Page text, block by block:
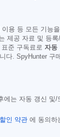
용 등 모든 기
제공 자료 및 등
준 구독료로 자동
다. SpyHunter 구
는 자동 갱신
할인 약관 에 동의하